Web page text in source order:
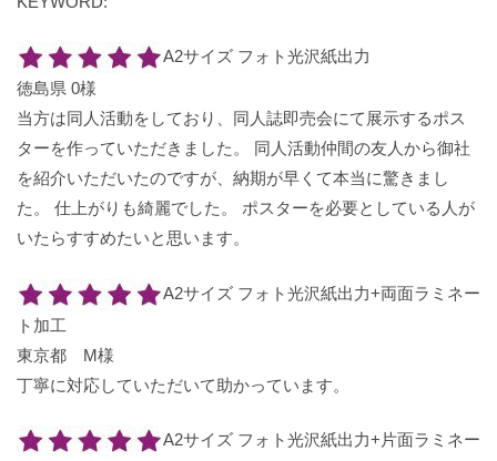
A2サイズ フォト光沢紙出力
徳島県 0様
当方は同人活動をしており、同人誌即売会にて展示するポス
ターを作っていただきました。 同人活動仲間の友人から御社
を紹介いただいたのですが、納期が早くて本当に驚きまし
た。 仕上がりも綺麗でした。 ポスターを必要としている人が
いたらすすめたいと思います。
A2サイズ フォト光沢紙出力+両面ラミネー
ト加工
東京都 M様
丁寧に対応していただいて助かっています。
A2サイズ フォト光沢紙出力+片面ラミネー